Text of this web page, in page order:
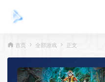
首页 全部游戏 正文